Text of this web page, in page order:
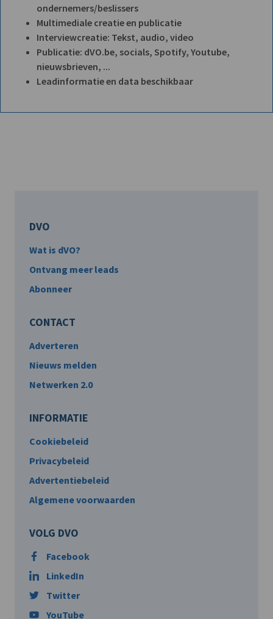
ondernemers/beslissers
Multimediale creatie en publicatie
Interviewcreatie: Tekst, audio, video
Publicatie: dVO.be, socials, Spotify, Youtube,
nieuwsbrieven, ...
Leadinformatie en data beschikbaar
DVO
Wat is dVO?
Ontvang meer leads
Abonneer
CONTACT
Adverteren
Nieuws melden
Netwerken 2.0
INFORMATIE
Cookiebeleid
Privacybeleid
Advertentiebeleid
Algemene voorwaarden
VOLG DVO
Facebook
LinkedIn
Twitter
YouTube